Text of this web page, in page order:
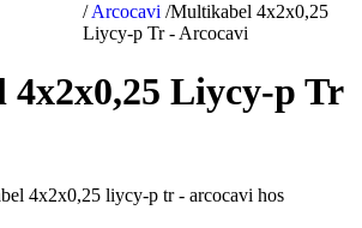
/ Arcocavi /Multikabel 4x2x0,25
Liycy-p Tr - Arcocavi
Liycy-p Tr
4x2x0,25 liycy-p tr - arcocavi hos